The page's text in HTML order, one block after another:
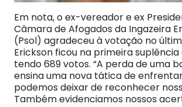
Em nota, o ex-vereador e ex
Câmara de Afogados da Ingazeira
(Psol) agradeceu à votação no
Erickson ficou na primeira
tendo 689 votos. “A perda de uma
ensina uma nova tática de
podemos deixar de reconhecer
Também evidenciamos nossos